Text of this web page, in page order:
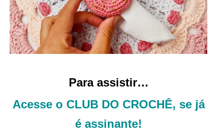
Para assistir…
Acesse o CLUB DO CROCHÊ, se já
é assinante!